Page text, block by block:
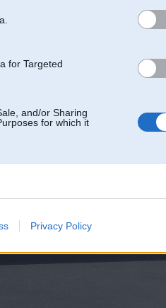
for Targeted
and/or Sharing
for which it
Privacy Policy